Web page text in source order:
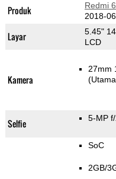
Produk Redmi
2018-
Layar
5.45"
LCD
Kamera
27mm
Selfie 5-MP
SoC
2GB/